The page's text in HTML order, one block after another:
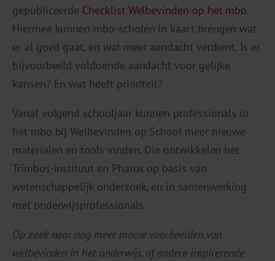
gepubliceerde Checklist Welbevinden op het mbo.
Hiermee kunnen mbo-scholen in kaart brengen wat
er al goed gaat, en wat meer aandacht verdient. Is er
bijvoorbeeld voldoende aandacht voor gelijke
kansen? En wat heeft prioriteit?
Vanaf volgend schooljaar kunnen professionals in
het mbo bij Welbevinden op School meer nieuwe
materialen en tools vinden. Die ontwikkelen het
Trimbos-instituut en Pharos op basis van
wetenschappelijk onderzoek, en in samenwerking
met onderwijsprofessionals.
Op zoek naar nog meer mooie voorbeelden van
welbevinden in het onderwijs, of andere inspirerende